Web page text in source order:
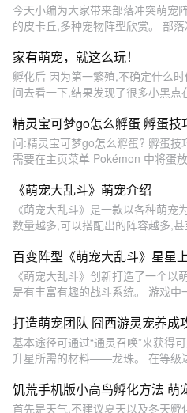
今天小编为大家带来部落冲突萌宠
的皮卡丘,多种宠物阵型欣赏。 部
家有萌宠，就这么玩！
孵化后 因为第一繁殖,不确定什么
间去看一下,结果发现了很多小黑点
精灵宝可梦go怎么孵蛋 孵蛋技
问:精灵宝可梦go怎么孵蛋? 孵蛋
需要在主页菜单 Pokémon 中将蛋
《萌宠大乱斗》萌宠介绍
《萌宠大乱斗》是一款以各种萌宠
数量越多,可以搭配出的阵容越多,
百变阵型《萌宠大乱斗》星星
《萌宠大乱斗》创新打造了一个以
是有丰富有趣的战斗系统。 游戏中
打造萌宠团队 囧西游灵宠养成
基本途径可通过“通灵召唤”来获得
升星所需的材料——龙珠。 在等级
饥荒手机版小高鸟孵化方法 萌
首先是天气,不建议夏天以及冬天